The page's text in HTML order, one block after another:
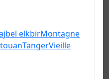
jbel elkbirMontagne
TangerVieille